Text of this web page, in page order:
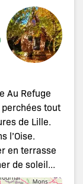
Au Refuge
perchées tout
de Lille.
l’Oise.
en terrasse
de soleil...